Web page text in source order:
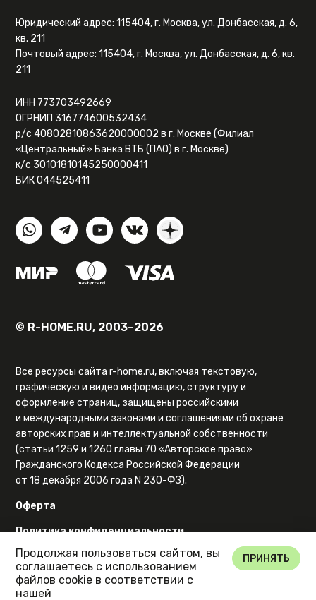
Юридический адрес: 115404, г. Москва, ул. Донбасская, д. 6,
кв. 211
Почтовый адрес: 115404, г. Москва, ул. Донбасская, д. 6, кв.
211
ИНН 773703492669
ОГРНИП 316774600532434
р/с 40802810863620000002 в г. Москве (Филиал
«Центральный» Банка ВТБ (ПАО) в г. Москве)
к/с 30101810145250000411
БИК 044525411
© R-HOME.RU, 2003–2026
Все ресурсы сайта r-home.ru, включая текстовую,
графическую и видео информацию, структуру и
оформление страниц, защищены российскими
и международными законами и соглашениями об охране
авторских прав и интеллектуальной собственности
(статьи 1259 и 1260 главы 70 «Авторское право»
Гражданского Кодекса Российской Федерации
от 18 декабря 2006 года N 230-ФЗ).
Оферта
Политика конфиденциальности
Карта сайта
Продолжая пользоваться сайтом, вы
соглашаетесь с использованием
файлов cookie в соответствии с
нашей
ПРИНЯТЬ